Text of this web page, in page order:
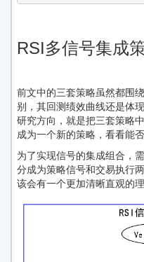
RSI多信号集成
前文中的三套策略虽然都围
别，其回测绩效曲线还是体
研究方向，就是把三套策略
成为一个新的策略，看看能
为了实现信号的集成组合，
分成为策略信号和交易执行
该会有一个更加清晰直观的理